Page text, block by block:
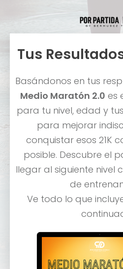
Tus
Basándonos en tus
Medio Maratón 2.0 es
para tu nivel, edad y
para mejorar
conquistar esos 21K
posible. Descubre el
llegar al siguiente nivel
de
Ve todo lo que